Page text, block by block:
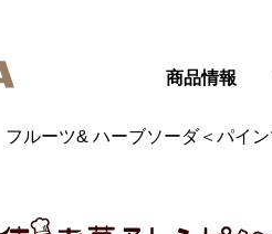
商品情報
フルーツ& ハーブソーダ＜パイ